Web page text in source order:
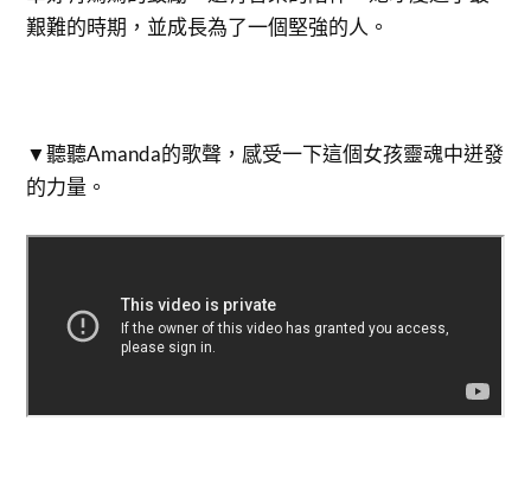
艱難的時期，並成長為了一個堅強的人。
▼​聽聽Amanda的歌聲，感受一下這個女孩靈魂中迸發
的力量。